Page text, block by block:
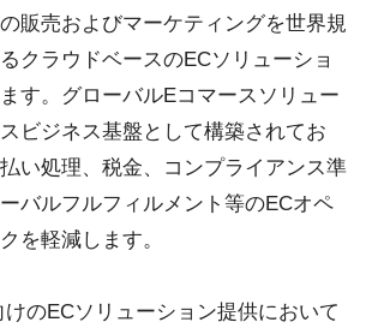
販売およびマーケティングを世界規
クラウドベースのECソリューショ
す。グローバルEコマースソリュー
ビジネス基盤として構築されてお
い処理、税金、コンプライアンス準
バルフルフィルメント等のECオペ
を軽減します。
のECソリューション提供において